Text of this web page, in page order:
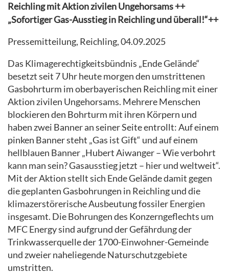
Reichling mit Aktion zivilen Ungehorsams ++
„Sofortiger Gas-Ausstieg in Reichling und überall!“++
Pressemitteilung, Reichling, 04.09.2025
Das Klimagerechtigkeitsbündnis „Ende Gelände“
besetzt seit 7 Uhr heute morgen den umstrittenen
Gasbohrturm im oberbayerischen Reichling mit einer
Aktion zivilen Ungehorsams. Mehrere Menschen
blockieren den Bohrturm mit ihren Körpern und
haben zwei Banner an seiner Seite entrollt: Auf einem
pinken Banner steht „Gas ist Gift“ und auf einem
hellblauen Banner „Hubert Aiwanger – Wie verbohrt
kann man sein? Gasausstieg jetzt – hier und weltweit“.
Mit der Aktion stellt sich Ende Gelände damit gegen
die geplanten Gasbohrungen in Reichling und die
klimazerstörerische Ausbeutung fossiler Energien
insgesamt. Die Bohrungen des Konzerngeflechts um
MFC Energy sind aufgrund der Gefährdung der
Trinkwasserquelle der 1700-Einwohner-Gemeinde
und zweier naheliegende Naturschutzgebiete
umstritten.